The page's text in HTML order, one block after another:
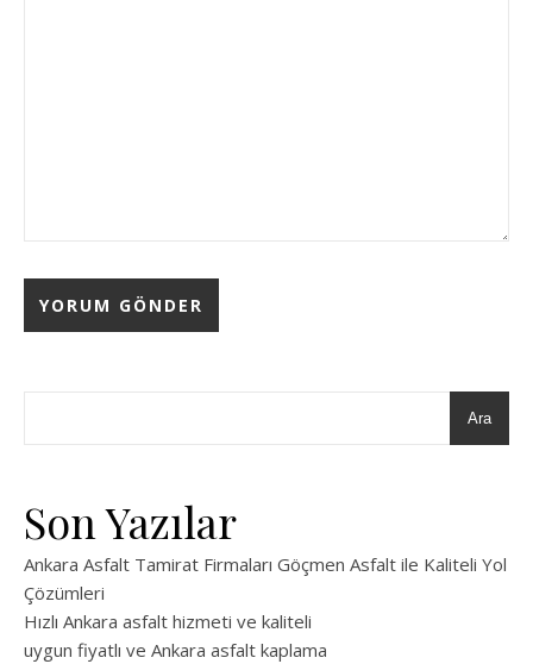
Ara
Son Yazılar
Ankara Asfalt Tamirat Firmaları Göçmen Asfalt ile Kaliteli Yol
Çözümleri
Hızlı Ankara asfalt hizmeti ve kaliteli
uygun fiyatlı ve Ankara asfalt kaplama